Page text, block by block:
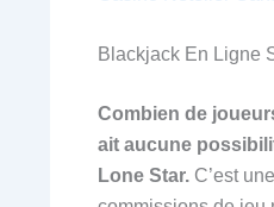
Blackjack En Ligne
Combien de
ait aucune
Lone Star. C’est